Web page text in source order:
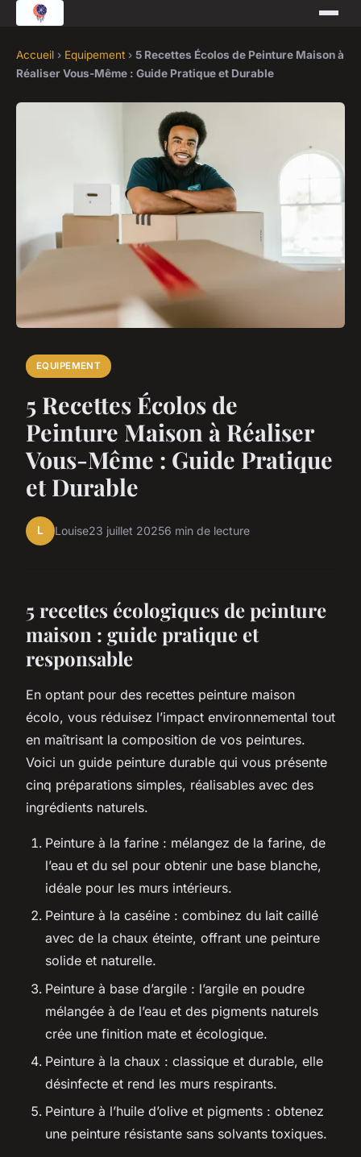
Accueil › Equipement › 5 Recettes Écolos de Peinture Maison à
Réaliser Vous-Même : Guide Pratique et Durable
EQUIPEMENT
5 Recettes Écolos de
Peinture Maison à Réaliser
Vous-Même : Guide Pratique
et Durable
L Louise23 juillet 20256 min de lecture
5 recettes écologiques de peinture
maison : guide pratique et
responsable
En optant pour des recettes peinture maison
écolo, vous réduisez l’impact environnemental tout
en maîtrisant la composition de vos peintures.
Voici un guide peinture durable qui vous présente
cinq préparations simples, réalisables avec des
ingrédients naturels.
Peinture à la farine : mélangez de la farine, de
l’eau et du sel pour obtenir une base blanche,
idéale pour les murs intérieurs.
Peinture à la caséine : combinez du lait caillé
avec de la chaux éteinte, offrant une peinture
solide et naturelle.
Peinture à base d’argile : l’argile en poudre
mélangée à de l’eau et des pigments naturels
crée une finition mate et écologique.
Peinture à la chaux : classique et durable, elle
désinfecte et rend les murs respirants.
Peinture à l’huile d’olive et pigments : obtenez
une peinture résistante sans solvants toxiques.